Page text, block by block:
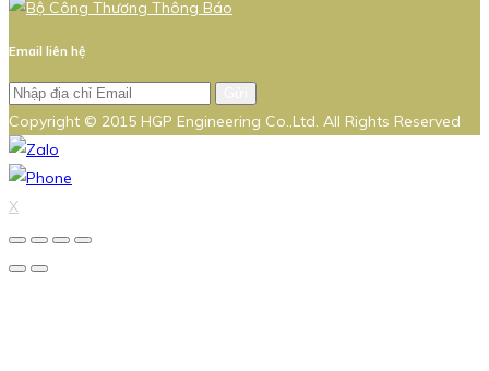
Email liên hệ
Copyright © 2015 HGP Engineering Co.,Ltd. All Rights Reserved
X